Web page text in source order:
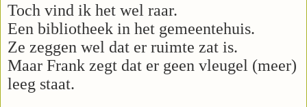
Toch vind ik het wel raar.
Een bibliotheek in het gemeentehuis.
Ze zeggen wel dat er ruimte zat is.
Maar Frank zegt dat er geen vleugel (meer)
leeg staat.